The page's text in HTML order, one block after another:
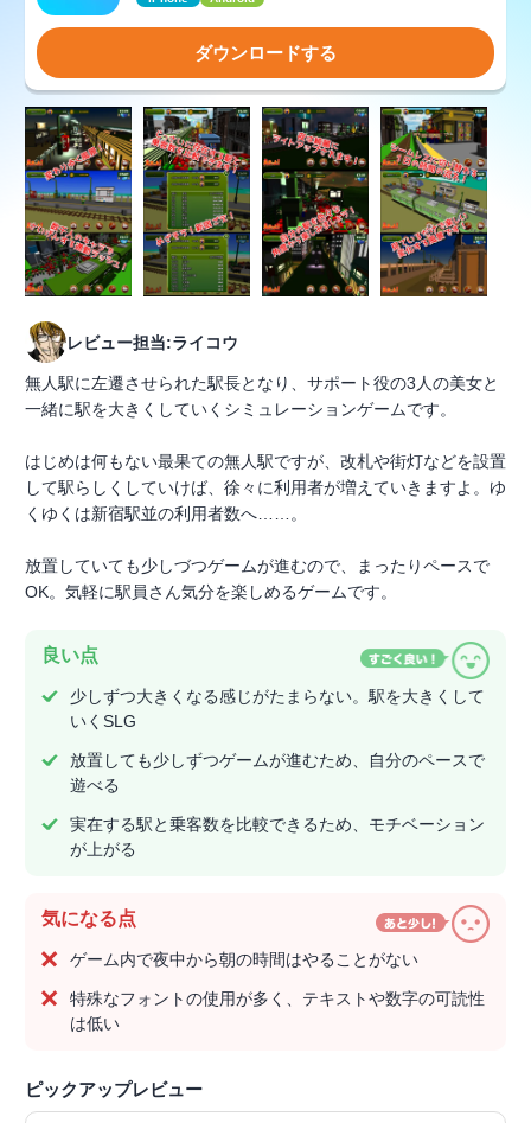
ダウンロードする
レビュー担当:ライコウ
無人駅に左遷させられた駅長となり、サポート役の3人の美女と
一緒に駅を大きくしていくシミュレーションゲームです。
はじめは何もない最果ての無人駅ですが、改札や街灯などを設置
して駅らしくしていけば、徐々に利用者が増えていきますよ。ゆ
くゆくは新宿駅並の利用者数へ……。
放置していても少しづつゲームが進むので、まったりペースで
OK。気軽に駅員さん気分を楽しめるゲームです。
良い点
少しずつ大きくなる感じがたまらない。駅を大きくして
いくSLG
放置しても少しずつゲームが進むため、自分のペースで
遊べる
実在する駅と乗客数を比較できるため、モチベーション
が上がる
気になる点
ゲーム内で夜中から朝の時間はやることがない
特殊なフォントの使用が多く、テキストや数字の可読性
は低い
ピックアップレビュー